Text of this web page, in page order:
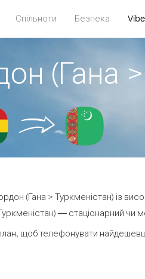
Спільноти Безпека
(Гана
(Гана > Туркменістан) із
— стаціонарний чи
щоб телефонувати